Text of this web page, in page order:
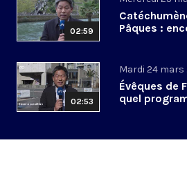
02:59
Pâques :
02:53
Mardi 24 mars
Évêques de
quel